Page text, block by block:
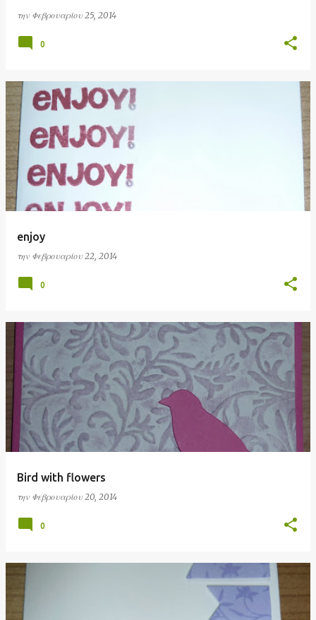
την Φεβρουαρίου 25, 2014
0
enjoy
την Φεβρουαρίου 22, 2014
0
Bird with flowers
την Φεβρουαρίου 20, 2014
0